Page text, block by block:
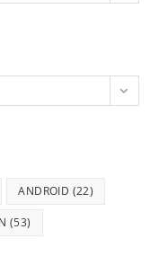
ANDROID (22)
(53)